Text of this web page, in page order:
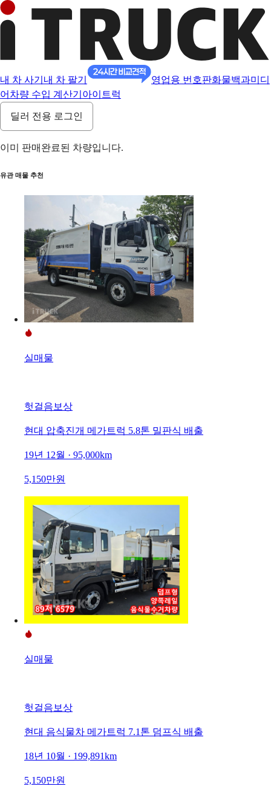
내 차 사기 내 차 팔기 영업용 번호판화물백과미디
어 차량 수입 계산기 아이트럭
딜러 전용 로그인
이미 판매완료된 차량입니다.
유관 매물 추천
실매물
헛걸음보상
현대 압축진개 메가트럭 5.8톤 밀판식 배출
19년 12월 · 95,000km
5,150만원
실매물
헛걸음보상
현대 음식물차 메가트럭 7.1톤 덤프식 배출
18년 10월 · 199,891km
5,150만원